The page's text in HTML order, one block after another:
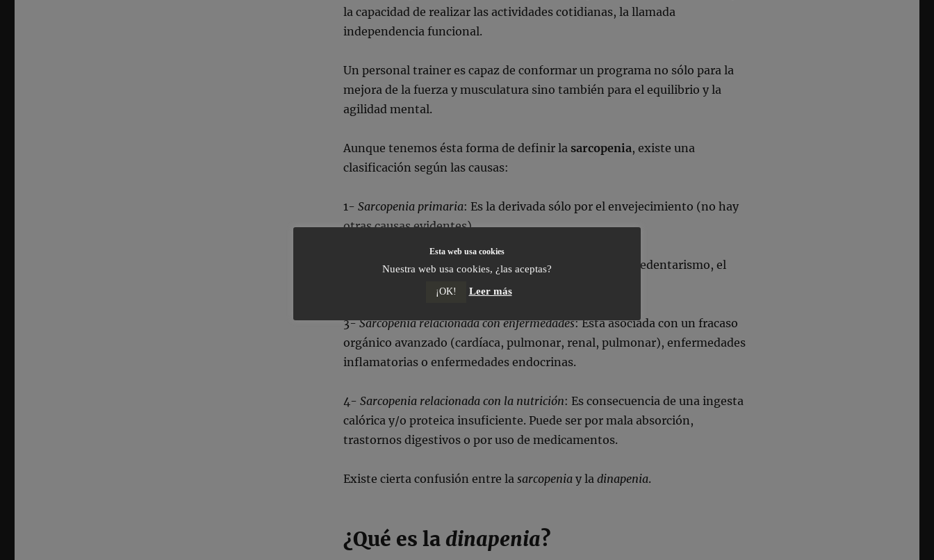
la capacidad de realizar las actividades cotidianas, la llamada
independencia funcional.
Un personal trainer es capaz de conformar un programa no sólo para la
mejora de la fuerza y musculatura sino también para el equilibrio y la
agilidad mental.
Aunque tenemos ésta forma de definir la sarcopenia, existe una
clasificación según las causas:
1-Sarcopenia primaria: Es la derivada sólo por el envejecimiento (no hay
otras causas evidentes).
Sarcopenia secundaria: Puede ser consecuencia del sedentarismo, el
3-Sarcopenia relacionada con enfermedades: Está asociada con un fracaso
orgánico avanzado (cardíaca, pulmonar, renal, pulmonar), enfermedades
inflamatorias o enfermedades endocrinas.
4-Sarcopenia relacionada con la nutrición: Es consecuencia de una ingesta
calórica y/o proteica insuficiente. Puede ser por mala absorción,
trastornos digestivos o por uso de medicamentos.
Existe cierta confusión entre lasarcopenia y ladinapenia.
¿Qué es la dinapenia?
Esta web usa cookies
Nuestra web usa cookies, ¿las aceptas?
¡OK! Leer más